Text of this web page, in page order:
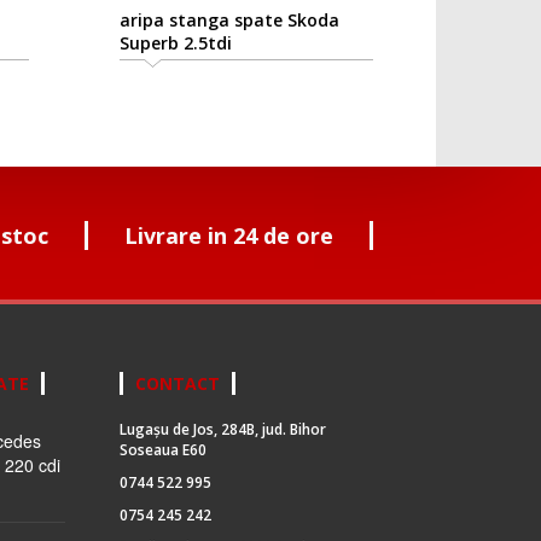
aripa stanga spate Skoda
Superb 2.5tdi
Livrare in 24 de ore
cdi
CONTACT
Lugașu de Jos, 284B, jud. Bihor
Soseaua E60
0744 522 995
0754 245 242